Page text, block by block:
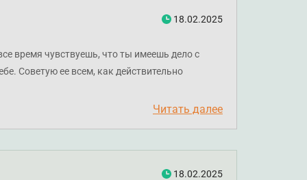
18.02.2025
время чувствуешь, что ты имеешь дело с
Советую ее всем, как действительно
Читать далее
18.02.2025